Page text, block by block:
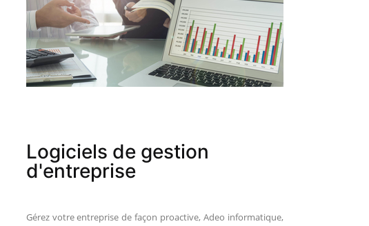
Logiciels de gestion
d'entreprise
Gérez votre entreprise de façon proactive, Adeo informatique,